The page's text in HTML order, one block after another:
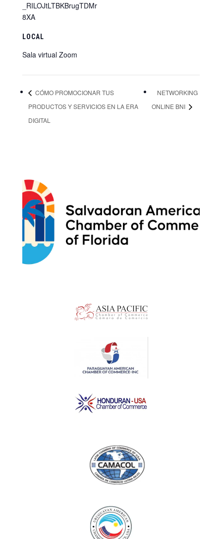
_RILOJtLTBKBrugTDMr
8XA
LOCAL
Sala virtual Zoom
CÓMO PROMOCIONAR TUS
PRODUCTOS Y SERVICIOS EN LA ERA
DIGITAL
NETWORKING
ONLINE BNI